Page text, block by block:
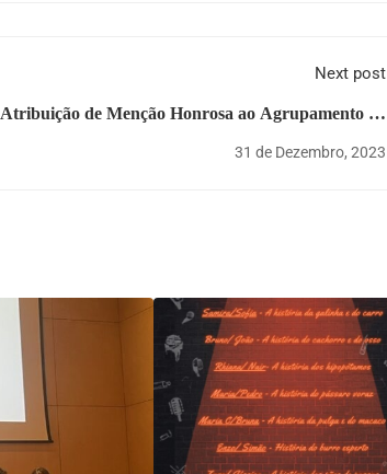
Next post
Atribuição de Menção Honrosa ao Agrupamento de
31 de Dezembro, 2023